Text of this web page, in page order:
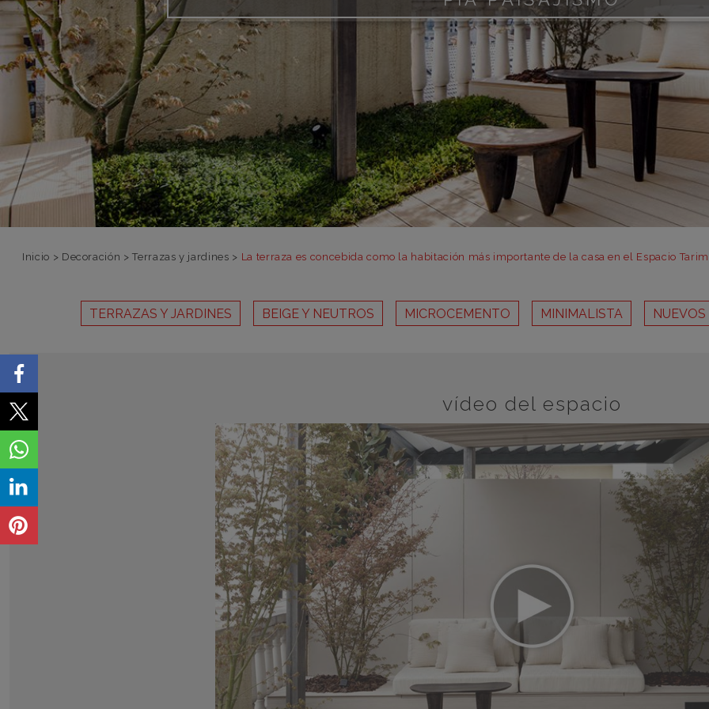
Inicio > Decoración >Terrazas y jardines > La terraza es concebida como la habitación más importante de la casa en el Espacio
TERRAZAS Y JARDINES BEIGE Y NEUTROS MICROCEMENTO MINIMALISTA
vídeo del espacio